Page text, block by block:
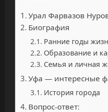
Урал Фарвазов
Биография
Ранние годы
Образование и
Семья и личная
Уфа — интересные
История города
Вопрос-ответ: